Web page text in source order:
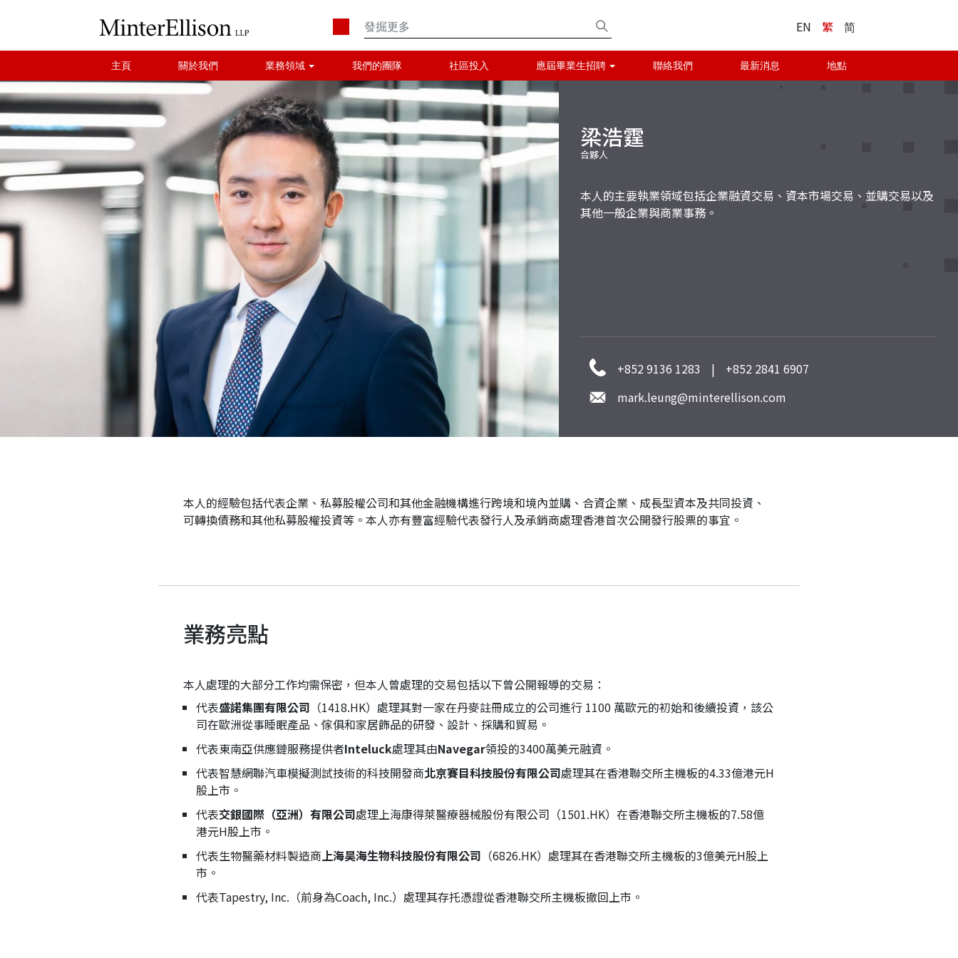
EN 繁 简
主頁 關於我們 業務領域 我們的團隊 社區投入 應屆畢業生招聘 聯絡我們 最新消息 地點
梁浩霆
合夥人
本人的主要執業領域包括企業融資交易、資本市場交易、並購交易以及
其他一般企業與商業事務。
+852 2841 6907
|
+852 9136 1283
mark.leung@minterellison.com
本人的經驗包括代表企業、私募股權公司和其他金融機構進行跨境和境內並購、合資企業、成長型資本及共同投資、
可轉換債務和其他私募股權投資等。本人亦有豐富經驗代表發行人及承銷商處理香港首次公開發行股票的事宜。
業務亮點
本人處理的大部分工作均需保密，但本人曾處理的交易包括以下曾公開報導的交易：
代表盛諾集團有限公司 （1418.HK）處理其對一家在丹麥註冊成立的公司進行 1100 萬歐元的初始和後續投資，該公
司在歐洲從事睡眠產品、傢俱和家居飾品的研發、設計、採購和貿易。
代表東南亞供應鏈服務提供者Inteluck處理其由Navegar領投的3400萬美元融資。
代表智慧網聯汽車模擬測試技術的科技開發商北京賽目科技股份有限公司處理其在香港聯交所主機板的4.33億港元H
股上市。
代表交銀國際（亞洲）有限公司處理上海康得萊醫療器械股份有限公司（1501.HK）在香港聯交所主機板的7.58億
港元H股上市。
代表生物醫藥材料製造商上海昊海生物科技股份有限公司 （6826.HK）處理其在香港聯交所主機板的3億美元H股上
市。
代表Tapestry, Inc.（前身為Coach, Inc.）處理其存托憑證從香港聯交所主機板撤回上市。